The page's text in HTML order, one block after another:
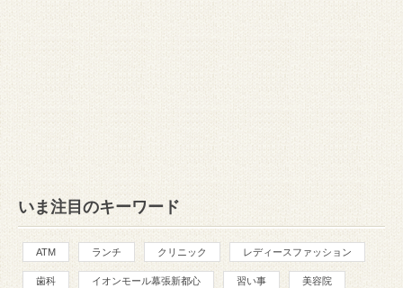
いま注目のキーワード
ATM ランチ クリニック レディースファッション
歯科 イオンモール幕張新都心 習い事 美容院